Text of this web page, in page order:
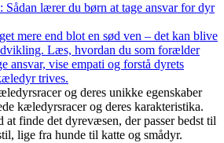
lærer du børn at tage ansvar for dyr
mere end blot en sød ven – det kan blive
Læs, hvordan du som forælder
ansvar, vise empati og forstå dyrets
trives.
og deres unikke egenskaber
kæledyrsracer og deres karakteristika.
finde det dyrevæsen, der passer bedst til
lige fra hunde til katte og smådyr.